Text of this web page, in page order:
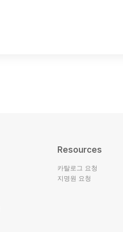
Resources
카탈로그 요청
지명원 요청